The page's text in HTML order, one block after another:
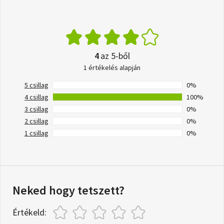
4az 5-ből
1 értékelés alapján
5 csillag
0%
4 csillag
100%
3 csillag
0%
2 csillag
0%
1 csillag
0%
Neked hogy tetszett?
Értékeld: